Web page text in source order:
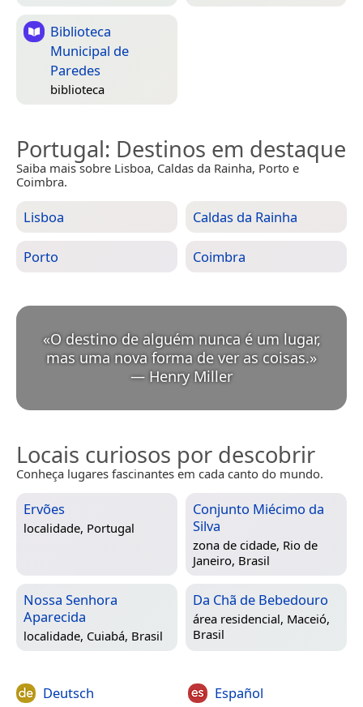
Biblioteca
Municipal de
Paredes
biblioteca
Portugal: Destinos em destaque
Saiba mais sobre Lisboa, Caldas da Rainha, Porto e
Coimbra.
Lisboa Caldas da Rainha
Porto Coimbra
«O destino de alguém nunca é um lugar,
mas uma nova forma de ver as coisas.
— Henry Miller
Locais curiosos por descobrir
Conheça lugares fascinantes em cada canto do mundo.
Ervões
localidade, Portugal
Conjunto Miécimo da
Silva
zona de cidade, Rio de
Janeiro, Brasil
Nossa Senhora
Aparecida
localidade, Cuiabá, Brasil
Da Chã de Bebedouro
área residencial, Maceió,
Brasil
Deutsch Español